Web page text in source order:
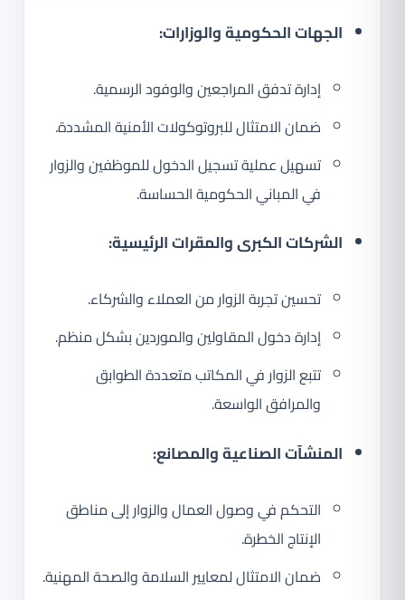
الجهات الحكومية والوزارات:
إدارة تدفق المراجعين والوفود الرسمية.
ضمان الامتثال للبروتوكولات الأمنية المشددة.
تسهيل عملية تسجيل الدخول للموظفين والزوار
في المباني الحكومية الحساسة.
الشركات الكبرى والمقرات الرئيسية:
تحسين تجربة الزوار من العملاء والشركاء.
إدارة دخول المقاولين والموردين بشكل منظم.
تتبع الزوار في المكاتب متعددة الطوابق
والمرافق الواسعة.
المنشآت الصناعية والمصانع:
التحكم في وصول العمال والزوار إلى مناطق
الإنتاج الخطرة.
ضمان الامتثال لمعايير السلامة والصحة المهنية.